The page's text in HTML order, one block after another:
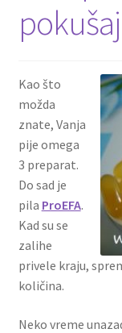
pokušaj
Kao što
možda
znate, Vanja
pije omega
3 preparat.
Do sad je
pila ProEFA.
Kad su se
zalihe
privele kraju,
količina.
Neko vreme